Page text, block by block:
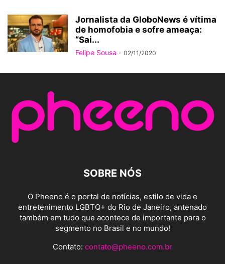
Jornalista da GloboNews é vítima
de homofobia e sofre ameaça:
“Sai...
Felipe Sousa - 02/11/2020
SOBRE NÓS
O Pheeno é o portal de notícias, estilo de vida e
entretenimento LGBTQ+ do Rio de Janeiro, antenado
também em tudo que acontece de importante para o
segmento no Brasil e no mundo!
Contato: contato@pheeno.com.br